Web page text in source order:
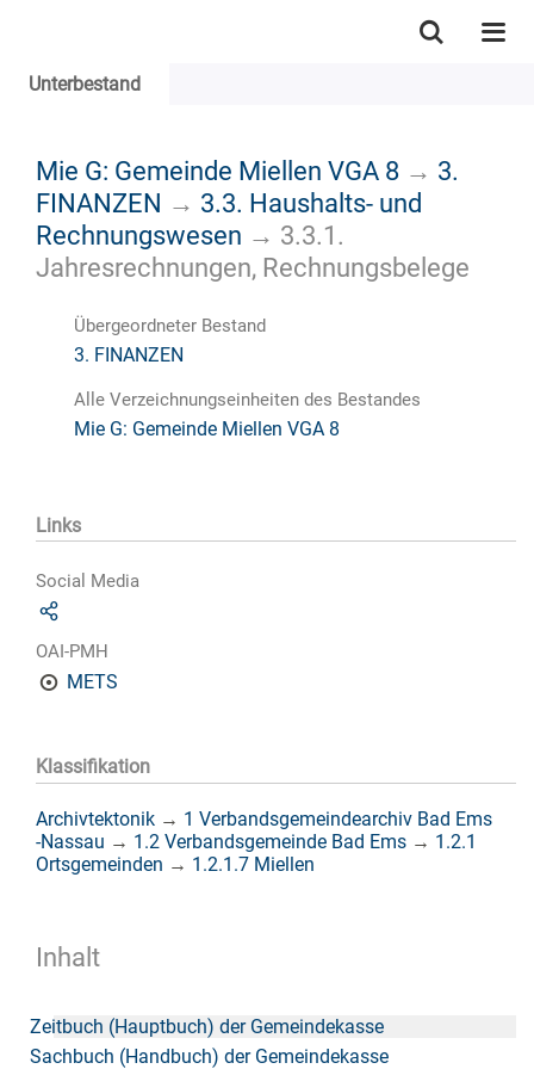
Unterbestand
Mie G: Gemeinde Miellen VGA 8 → 3.
FINANZEN → 3.3. Haushalts- und
Rechnungswesen → 3.3.1.
Jahresrechnungen, Rechnungsbelege
Übergeordneter Bestand
3. FINANZEN
Alle Verzeichnungseinheiten des Bestandes
Mie G: Gemeinde Miellen VGA 8
Links
Social Media
OAI-PMH
METS
Klassifikation
Archivtektonik → 1 Verbandsgemeindearchiv Bad Ems
-Nassau → 1.2 Verbandsgemeinde Bad Ems → 1.2.1
Ortsgemeinden → 1.2.1.7 Miellen
Inhalt
Zeitbuch (Hauptbuch) der Gemeindekasse
Sachbuch (Handbuch) der Gemeindekasse